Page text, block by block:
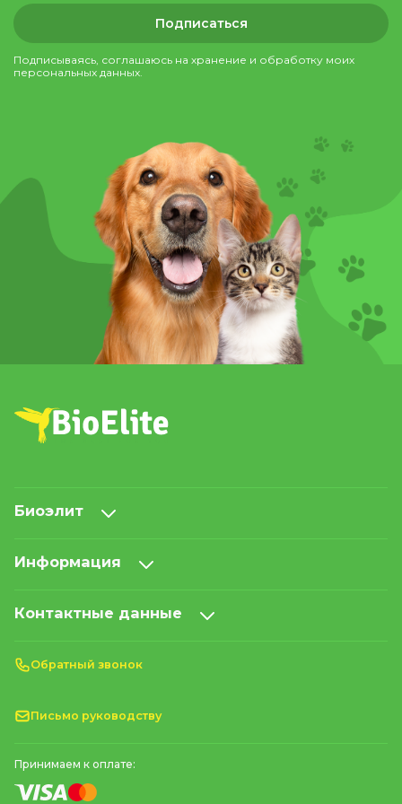
Подписаться
Подписываясь, соглашаюсь на хранение и обработку моих
персональных данных.
Биоэлит
Информация
Контактные данные
Обратный звонок
Письмо руководству
Принимаем к оплате: